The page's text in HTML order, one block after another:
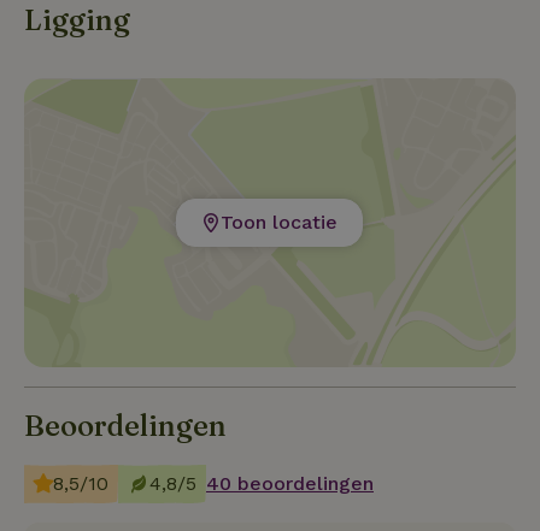
Ligging
Toon locatie
Beoordelingen
8,5/10 4,8/5 40 beoordelingen